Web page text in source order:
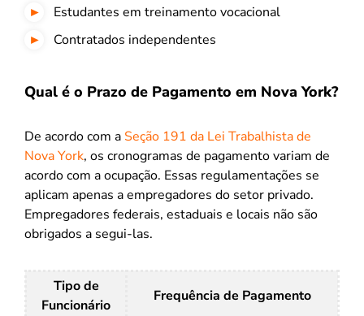
Estudantes em treinamento vocacional
Contratados independentes
Qual é o Prazo de Pagamento em Nova York?
De acordo com a Seção 191 da Lei Trabalhista de
Nova York, os cronogramas de pagamento variam de
acordo com a ocupação. Essas regulamentações se
aplicam apenas a empregadores do setor privado.
Empregadores federais, estaduais e locais não são
obrigados a segui-las.
Tipo de
Funcionário
Frequência de Pagamento